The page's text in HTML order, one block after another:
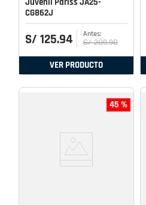
CG862J
S/ 125.94 S/ 209.90
VER PRODUCTO
45 %